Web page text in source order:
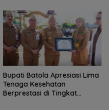
Bupati Batola Apresiasi Lima
Tenaga Kesehatan
Berprestasi di Tingkat